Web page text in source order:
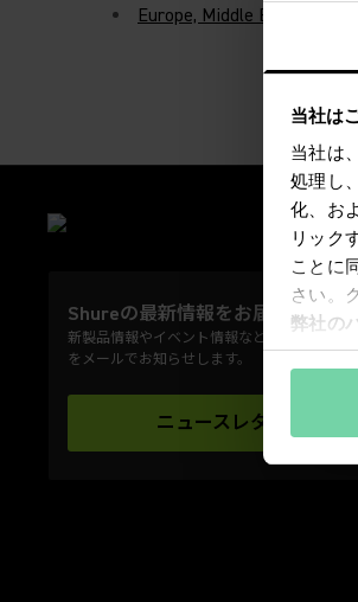
当社は
当社は
処理し
化、お
リック
ことに
さい。
弊社の
Europe, Middle East & Africa
Shureの最新情報をお届けします
新製品情報やイベント情報など、さまざまな
をメールでお知らせします。
ニュースレター購読
(Opens in a